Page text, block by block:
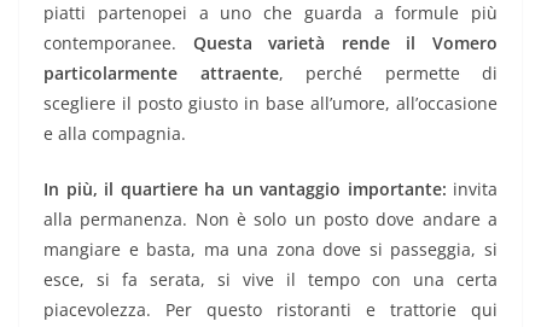
piatti partenopei a uno che guarda a formule più
contemporanee. Questa varietà rende il Vomero
particolarmente attraente, perché permette di
scegliere il posto giusto in base all’umore, all’occasione
e alla compagnia.
In più, il quartiere ha un vantaggio importante: invita
alla permanenza. Non è solo un posto dove andare a
mangiare e basta, ma una zona dove si passeggia, si
esce, si fa serata, si vive il tempo con una certa
piacevolezza. Per questo ristoranti e trattorie qui